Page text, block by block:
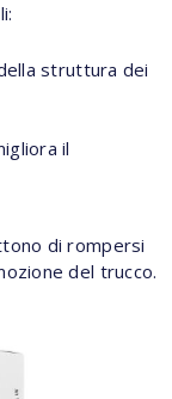
struttura dei
il
di rompersi
del trucco.